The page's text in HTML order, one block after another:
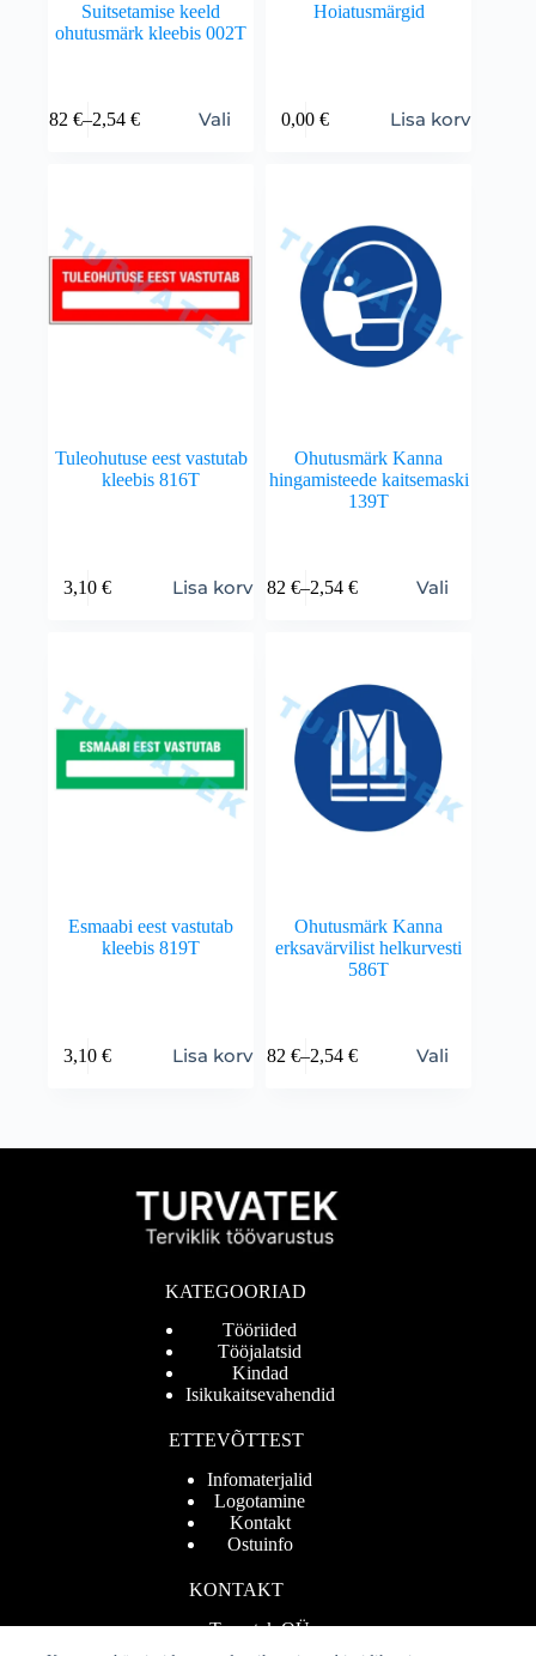
Suitsetamise keeld
ohutusmärk kleebis 002T
0,82€–2,54€ Vali
Hoiatusmärgid
0,00€ Lisa korvi
Tuleohutuse eest vastutab
kleebis 816T
3,10€ Lisa korvi
Ohutusmärk Kanna
hingamisteede kaitsemaski
139T
0,82€–2,54€ Vali
Esmaabi eest vastutab
kleebis 819T
3,10€ Lisa korvi
Ohutusmärk Kanna
erksavärvilist helkurvesti
586T
0,82€–2,54€ Vali
KATEGOORIAD
Tööriided
Tööjalatsid
Kindad
Isikukaitsevahendid
ETTEVÕTTEST
Infomaterjalid
Logotamine
Kontakt
Ostuinfo
KONTAKT
Turvatek OÜ
Reg.nr 11007927